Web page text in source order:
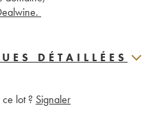
DÉTAILLÉES
lot ? Signaler